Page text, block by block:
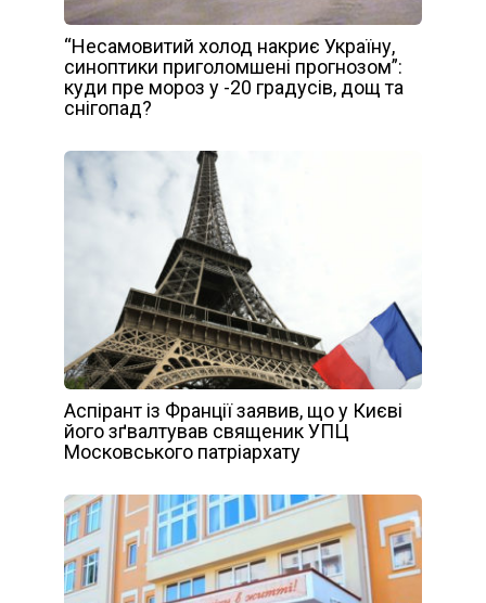
“Несамовитий холод накриє Україну,
синоптики приголомшені прогнозом”:
куди пре мороз у -20 градусів, дощ та
снігопад?
Аспірант із Франції заявив, що у Києві
його зґвалтував священик УПЦ
Московського патріархату